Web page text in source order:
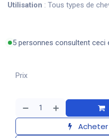
Utilisation : Tous types de
5 personnes consultent ceci
Prix